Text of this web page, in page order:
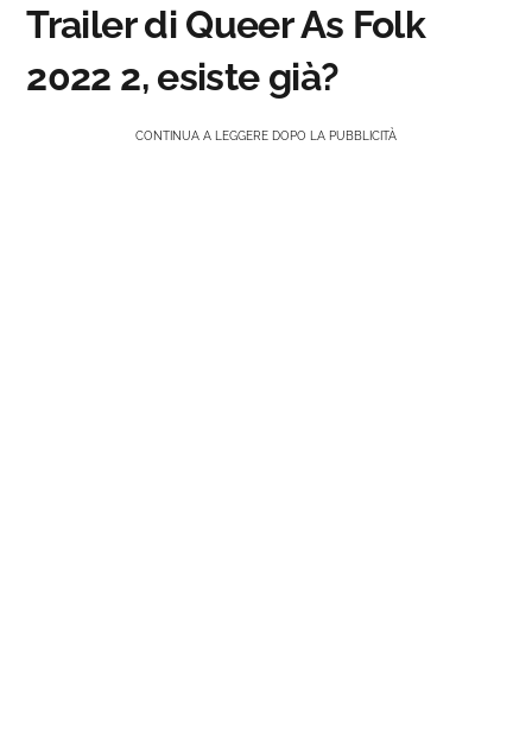
Trailer di Queer As Folk
2022 2, esiste già?
CONTINUA A LEGGERE DOPO LA PUBBLICITÀ